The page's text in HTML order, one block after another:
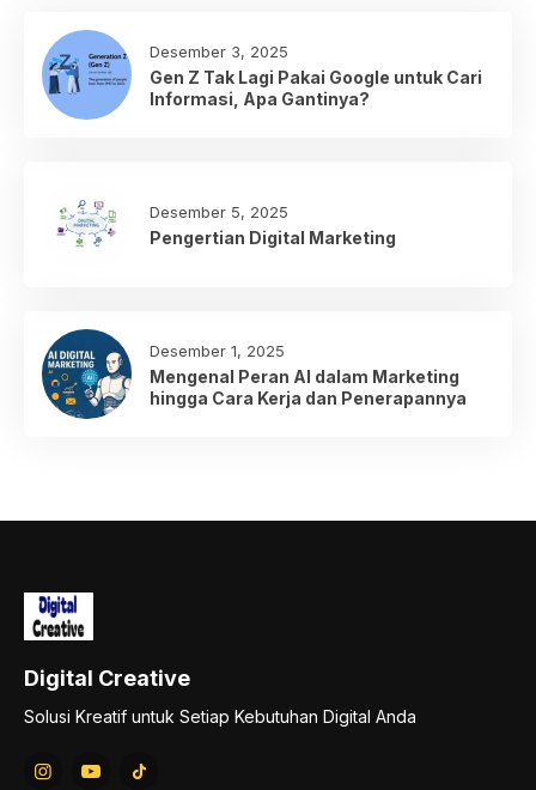
Desember 3, 2025
Gen Z Tak Lagi Pakai Google untuk Cari
Informasi, Apa Gantinya?
Desember 5, 2025
Pengertian Digital Marketing
Desember 1, 2025
Mengenal Peran AI dalam Marketing
hingga Cara Kerja dan Penerapannya
Digital Creative
Solusi Kreatif untuk Setiap Kebutuhan Digital Anda